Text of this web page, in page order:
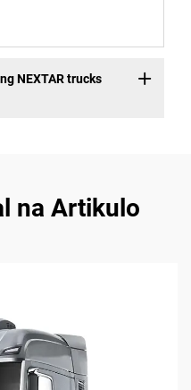
NEXTAR trucks
na Artikulo